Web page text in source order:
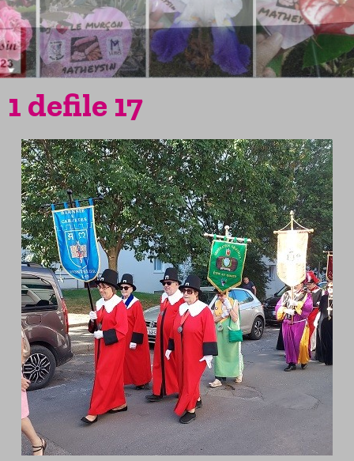
1 defile 17